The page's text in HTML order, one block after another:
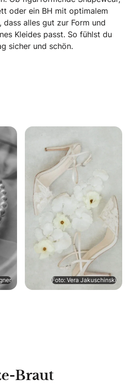
oder ein BH mit optimalem
dass alles gut zur Form und
Kleides passt. So fühlst du
sicher und schön.
Foto: Vera Jakuschinski
Braut